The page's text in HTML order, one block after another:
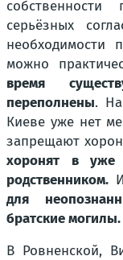
серьёзных
необходимости
можно
время
переполнены.
Киеве уже нет
запрещают
хоронят в уже
родственником.
для
братские могилы.
В Ровненской,